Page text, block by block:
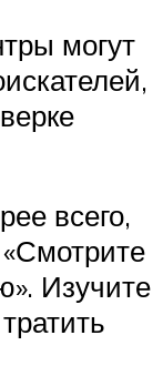
могут
всего,
Изучите